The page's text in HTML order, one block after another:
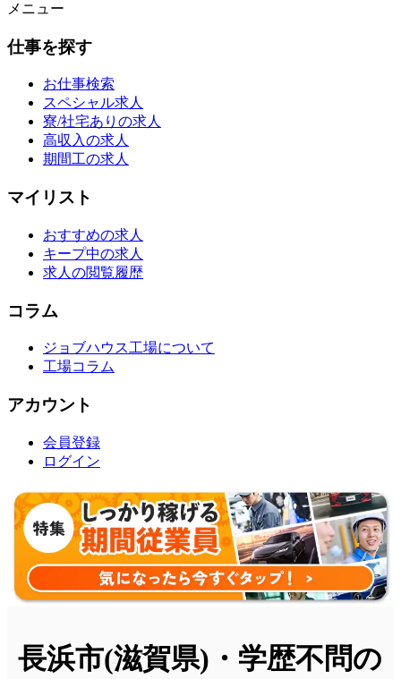
メニュー
仕事を探す
お仕事検索
スペシャル求人
寮/社宅ありの求人
高収入の求人
期間工の求人
マイリスト
おすすめの求人
キープ中の求人
求人の閲覧履歴
コラム
ジョブハウス工場について
工場コラム
アカウント
会員登録
ログイン
長浜市(滋賀県)・学歴不問の